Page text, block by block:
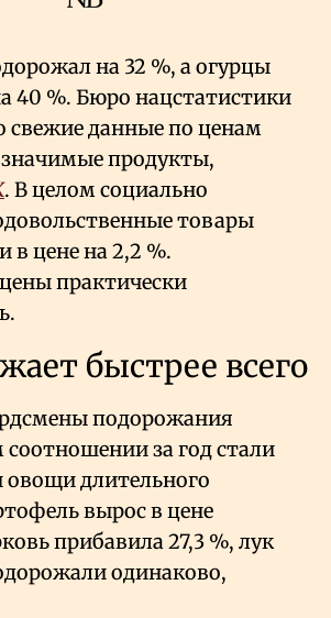
на 32 %, а огурцы
40 %. Бюро нацстатистики
свежие данные по ценам
продукты,
. В целом социально
товары
в цене на 2,2 %.
практически
быстрее всего
подорожания
за год стали
длительного
вырос в цене
прибавила 27,3 %, лук
одинаково,